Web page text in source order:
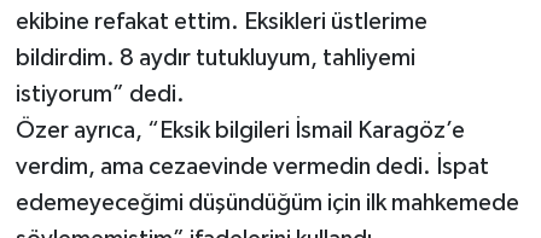
ekibine refakat ettim. Eksikleri üstlerime
bildirdim. 8 aydır tutukluyum, tahliyemi
istiyorum” dedi.
Özer ayrıca, “Eksik bilgileri İsmail Karagöz’e
verdim, ama cezaevinde vermedin dedi. İspat
edemeyeceğimi düşündüğüm için ilk mahkemede